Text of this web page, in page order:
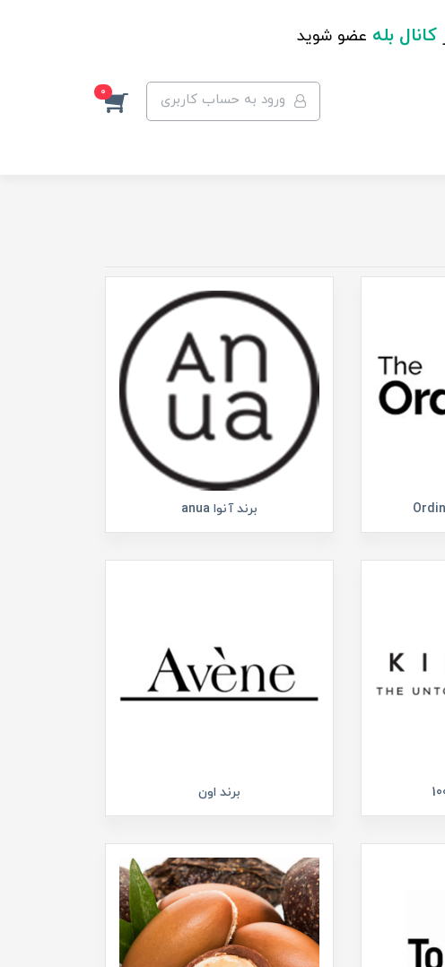
کانال بله عضو شوید
ورود به حساب کاربری 0
برند آنوا anua
برند اون